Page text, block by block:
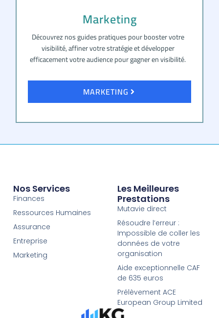
Marketing
Découvrez nos guides pratiques pour booster votre
visibilité, affiner votre stratégie et développer
efficacement votre audience pour gagner en visibilité.
MARKETING
Nos Services
Finances
Ressources Humaines
Assurance
Entreprise
Marketing
Les Meilleures
Prestations
Mutavie direct
Résoudre l’erreur :
Impossible de coller les
données de votre
organisation
Aide exceptionnelle CAF
de 635 euros
Prélèvement ACE
European Group Limited